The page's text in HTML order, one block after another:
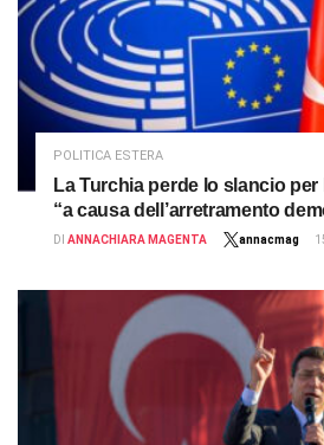
POLITICA ESTERA
La Turchia perde lo slancio per
“a causa dell’arretramento
DI ANNACHIARA MAGENTA annacmag